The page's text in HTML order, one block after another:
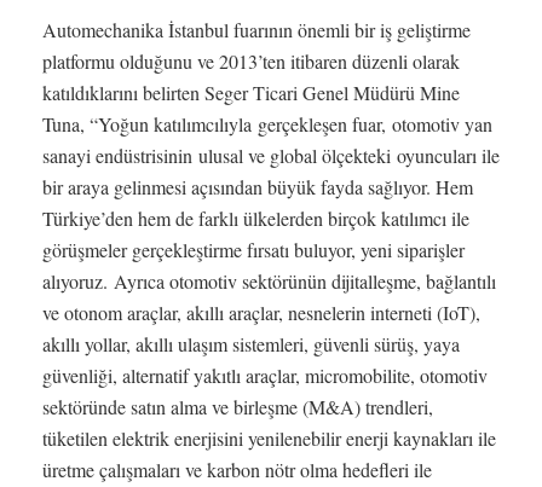
Automechanika İstanbul fuarının önemli bir iş geliştirme
platformu olduğunu ve 2013’ten itibaren düzenli olarak
katıldıklarını belirten Seger Ticari Genel Müdürü Mine
Tuna, “Yoğun katılımcılıyla gerçekleşen fuar, otomotiv yan
sanayi endüstrisinin ulusal ve global ölçekteki oyuncuları ile
bir araya gelinmesi açısından büyük fayda sağlıyor. Hem
Türkiye’den hem de farklı ülkelerden birçok katılımcı ile
görüşmeler gerçekleştirme fırsatı buluyor, yeni siparişler
alıyoruz. Ayrıca otomotiv sektörünün dijitalleşme, bağlantılı
ve otonom araçlar, akıllı araçlar, nesnelerin interneti (IoT),
akıllı yollar, akıllı ulaşım sistemleri, güvenli sürüş, yaya
güvenliği, alternatif yakıtlı araçlar, micromobilite, otomotiv
sektöründe satın alma ve birleşme (M&A) trendleri,
tüketilen elektrik enerjisini yenilenebilir enerji kaynakları ile
üretme çalışmaları ve karbon nötr olma hedefleri ile